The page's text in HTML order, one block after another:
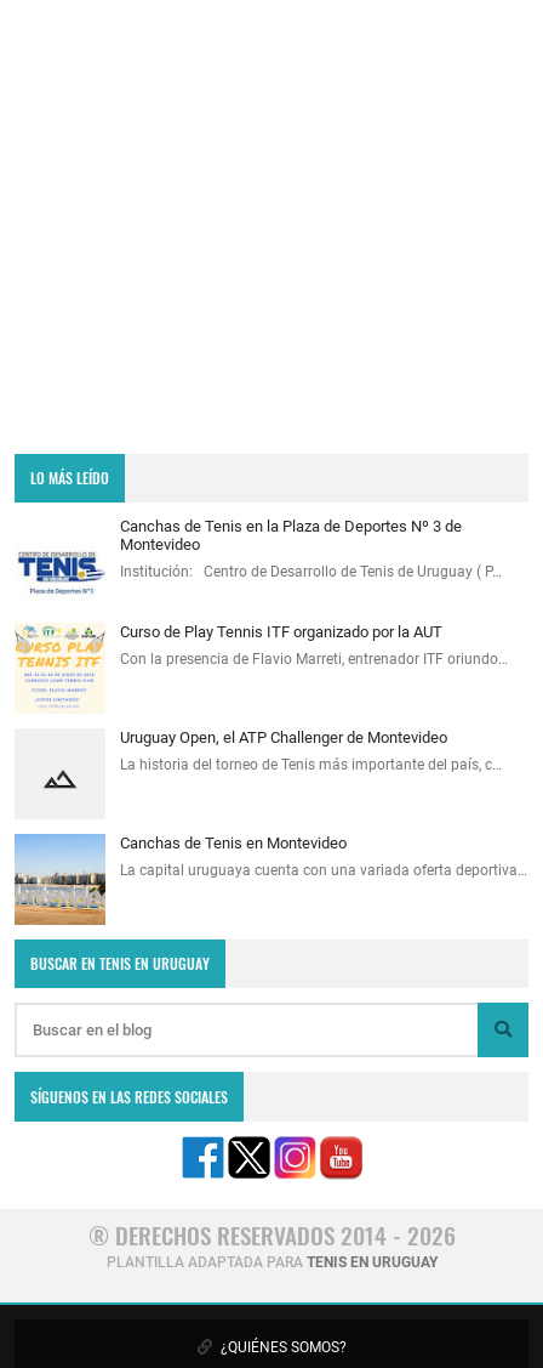
LO MÁS LEÍDO
Canchas de Tenis en la Plaza de Deportes Nº 3 de
Montevideo
Institución: Centro de Desarrollo de Tenis de Uruguay ( P…
Curso de Play Tennis ITF organizado por la AUT
Con la presencia de Flavio Marreti, entrenador ITF oriundo…
Uruguay Open, el ATP Challenger de Montevideo
La historia del torneo de Tenis más importante del país, c…
Canchas de Tenis en Montevideo
La capital uruguaya cuenta con una variada oferta deportiva…
BUSCAR EN TENIS EN URUGUAY
SÍGUENOS EN LAS REDES SOCIALES
® DERECHOS RESERVADOS 2014 - 2026
PLANTILLA ADAPTADA PARA TENIS EN URUGUAY
¿QUIÉNES SOMOS?